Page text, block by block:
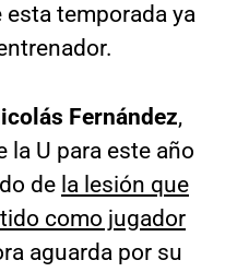
temporada ya
Fernández,
la U para este año
de la lesión que
como jugador
aguarda por su